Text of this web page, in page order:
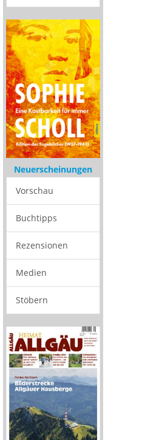
Neuerscheinungen
Vorschau
Buchtipps
Rezensionen
Medien
Stöbern